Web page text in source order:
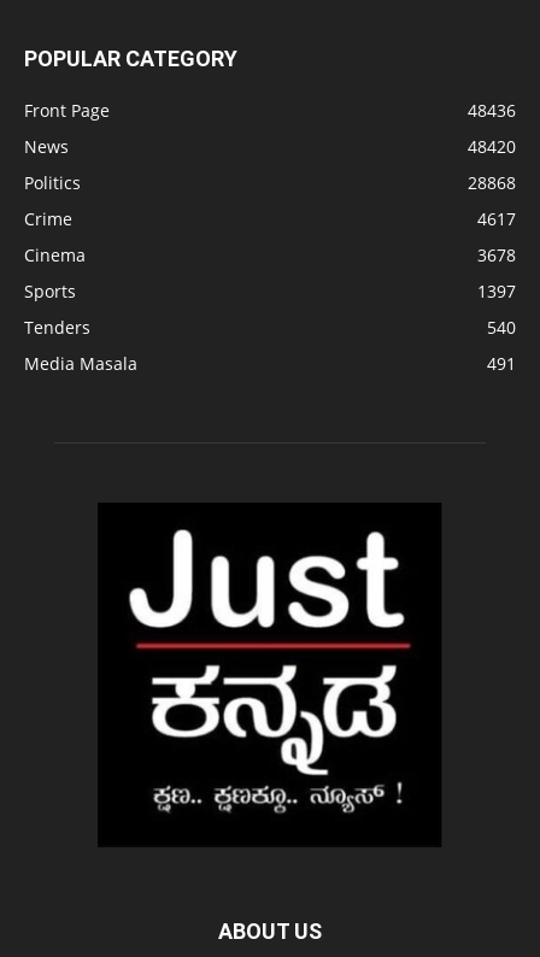
POPULAR CATEGORY
Front Page
48436
News
48420
Politics
28868
Crime
4617
Cinema
3678
Sports
1397
Tenders
540
Media Masala
491
ABOUT US